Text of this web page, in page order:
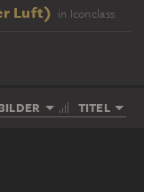
Luft) in Iconclass
TITEL